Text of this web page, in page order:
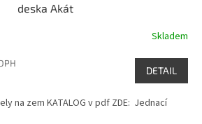
deska Akát
Skladem
DETAIL
na zem KATALOG v pdf ZDE: Jednací